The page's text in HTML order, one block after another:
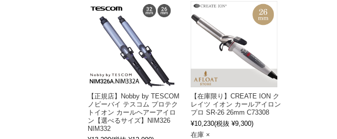
【正規店】Nobby by TESCOM
ノビーバイ テスコム プロテク
トイオン カールヘアーアイロ
ン【選べるサイズ】NIM326
NIM332
【在庫限り】CREATE ION ク
レイツ イオン カールアイロン
プロ SR-26 26mm C73308
¥10,230(税抜 ¥9,300)
在庫 ×